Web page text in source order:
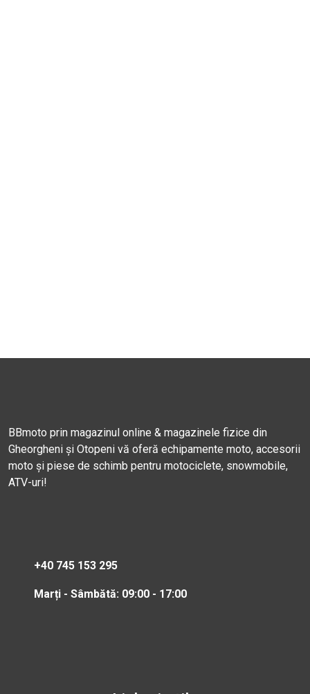
BBmoto prin magazinul online & magazinele fizice din
Gheorgheni și Otopeni vă oferă echipamente moto, accesorii
moto și piese de schimb pentru motociclete, snowmobile,
ATV-uri!
+40 745 153 295
Marți - Sâmbătă: 09:00 - 17:00